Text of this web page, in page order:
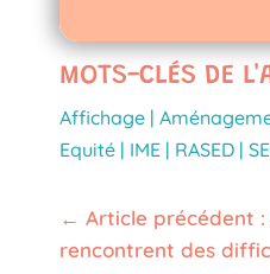
MOTS-CLÉS DE
Affichage|
Equité| IME| RASED|
← Article précédent :
rencontrent des